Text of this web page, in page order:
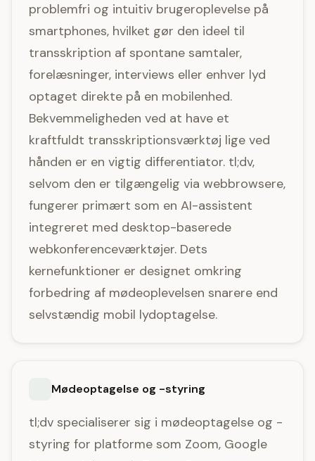
problemfri og intuitiv brugeroplevelse på
smartphones, hvilket gør den ideel til
transskription af spontane samtaler,
forelæsninger, interviews eller enhver lyd
optaget direkte på en mobilenhed.
Bekvemmeligheden ved at have et
kraftfuldt transskriptionsværktøj lige ved
hånden er en vigtig differentiator. tl;dv,
selvom den er tilgængelig via webbrowsere,
fungerer primært som en AI-assistent
integreret med desktop-baserede
webkonferenceværktøjer. Dets
kernefunktioner er designet omkring
forbedring af mødeoplevelsen snarere end
selvstændig mobil lydoptagelse.
Mødeoptagelse og -styring
tl;dv specialiserer sig i mødeoptagelse og -
styring for platforme som Zoom, Google